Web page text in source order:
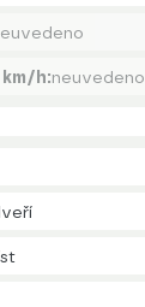
h:neuvedeno